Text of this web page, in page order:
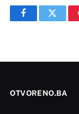
FacebookTwitter
OTVORENO.BA